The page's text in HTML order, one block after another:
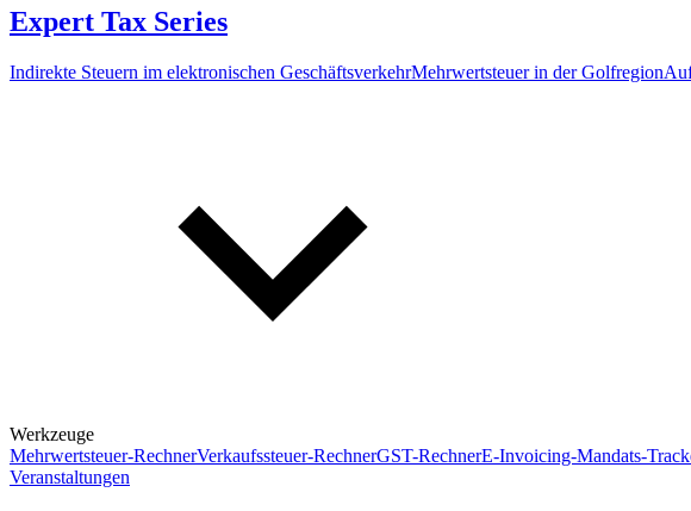
Expert Tax Series
Indirekte Steuern im elektronischen GeschäftsverkehrMehrwertsteuer in der Golfregion
Werkzeuge
Mehrwertsteuer-RechnerVerkaufssteuer-RechnerGST-RechnerE-Invoicing-Mandats-
Veranstaltungen